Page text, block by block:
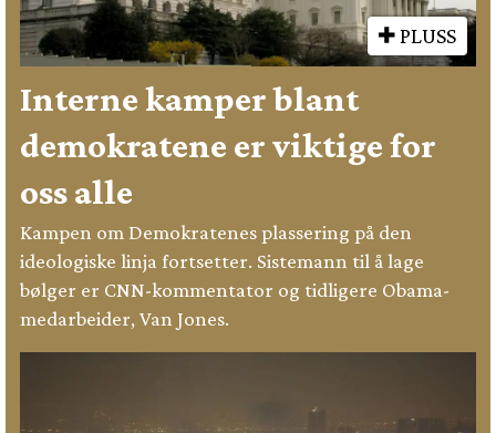
PLUSS
Interne kamper blant
demokratene er viktige for
oss alle
Kampen om Demokratenes plassering på den
ideologiske linja fortsetter. Sistemann til å lage
bølger er CNN-kommentator og tidligere Obama-
medarbeider, Van Jones.